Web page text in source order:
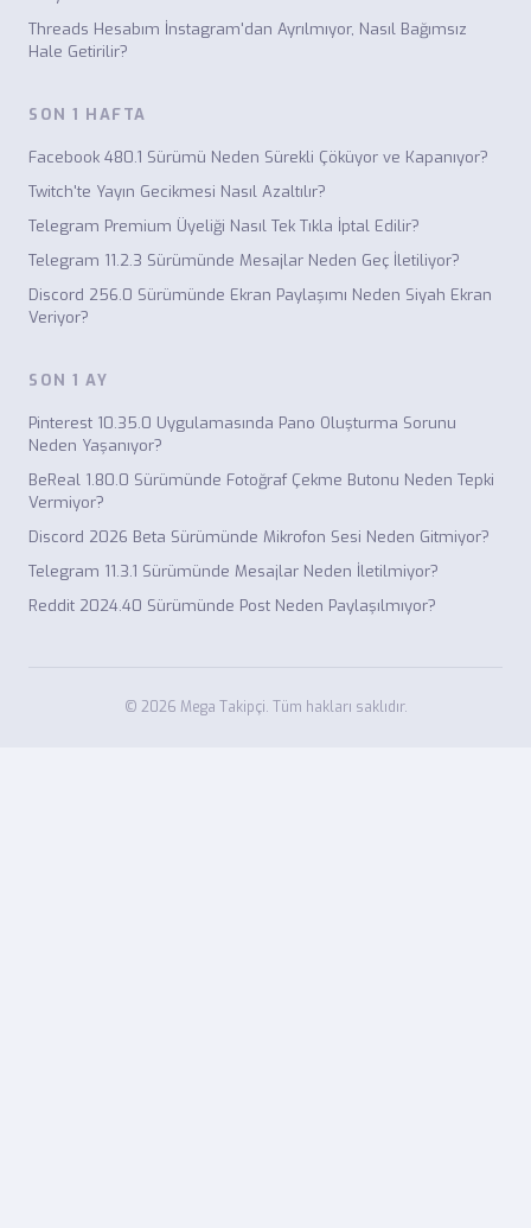
Threads Hesabım İnstagram'dan Ayrılmıyor, Nasıl Bağımsız
Hale Getirilir?
SON 1 HAFTA
Facebook 480.1 Sürümü Neden Sürekli Çöküyor ve Kapanıyor?
Twitch'te Yayın Gecikmesi Nasıl Azaltılır?
Telegram Premium Üyeliği Nasıl Tek Tıkla İptal Edilir?
Telegram 11.2.3 Sürümünde Mesajlar Neden Geç İletiliyor?
Discord 256.0 Sürümünde Ekran Paylaşımı Neden Siyah Ekran
Veriyor?
SON 1 AY
Pinterest 10.35.0 Uygulamasında Pano Oluşturma Sorunu
Neden Yaşanıyor?
BeReal 1.80.0 Sürümünde Fotoğraf Çekme Butonu Neden Tepki
Vermiyor?
Discord 2026 Beta Sürümünde Mikrofon Sesi Neden Gitmiyor?
Telegram 11.3.1 Sürümünde Mesajlar Neden İletilmiyor?
Reddit 2024.40 Sürümünde Post Neden Paylaşılmıyor?
© 2026 Mega Takipçi. Tüm hakları saklıdır.